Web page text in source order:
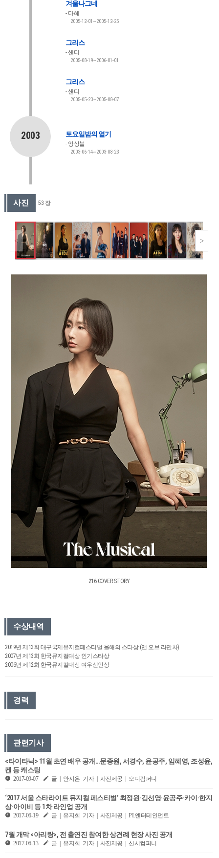
겨울나그네
다혜
2005-12-01~2005-12-25
그리스
샌디
2005-08-19~2006-01-01
그리스
샌디
2005-05-23~2005-08-07
2003 토요일밤의 열기
앙상블
2003-06-14~2003-08-23
사진 53 장
216 COVER STORY
수상내역
2019년 제13회 대구국제뮤지컬페스티벌 올해의 스타상 (맨 오브 라만차)
2007년 제13회 한국뮤지컬대상 인기스타상
2006년 제12회 한국뮤지컬대상 여우신인상
경력
관련기사
<타이타닉> 11월 초연 배우 공개…문종원, 서경수, 윤공주, 임혜영, 조성윤,
켄 등 캐스팅
2017-09-07 글 | 안시은 기자 | 사진제공 | 오디컴퍼니
‘2017 서울 스타라이트 뮤지컬 페스티벌’ 최정원·김선영·윤공주·카이·한지
상·아이비 등 1차 라인업 공개
2017-06-19 글 | 유지희 기자 | 사진제공 | PL엔터테인먼트
7월 개막 <아리랑>, 전 출연진 참여한 상견례 현장 사진 공개
2017-06-13 글 | 유지희 기자 | 사진제공 | 신시컴퍼니